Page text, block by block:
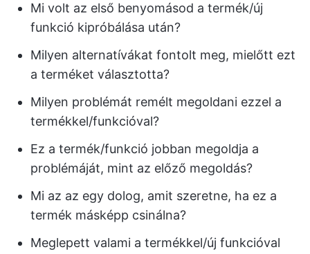
Mi volt az első benyomásod a termék/új
funkció kipróbálása után?
Milyen alternatívákat fontolt meg, mielőtt ezt
a terméket választotta?
Milyen problémát remélt megoldani ezzel a
termékkel/funkcióval?
Ez a termék/funkció jobban megoldja a
problémáját, mint az előző megoldás?
Mi az az egy dolog, amit szeretne, ha ez a
termék másképp csinálna?
Meglepett valami a termékkel/új funkcióval